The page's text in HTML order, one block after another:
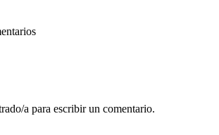
a para escribir un comentario.